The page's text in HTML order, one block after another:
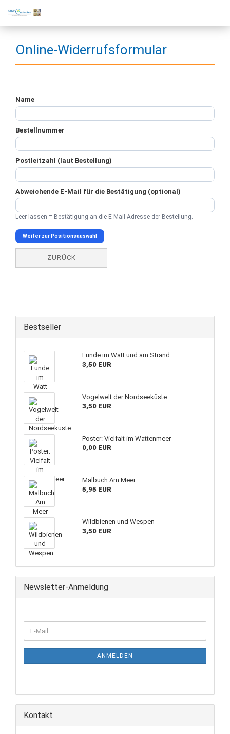
Online-Widerrufsformular
Name
Bestellnummer
Postleitzahl (laut Bestellung)
Abweichende E-Mail für die Bestätigung (optional)
Leer lassen = Bestätigung an die E-Mail-Adresse der Bestellung.
Weiter zur Positionsauswahl
ZURÜCK
Bestseller
Funde im Watt und am Strand
3,50 EUR
Vogelwelt der Nordseeküste
3,50 EUR
Poster: Vielfalt im Wattenmeer
0,00 EUR
Malbuch Am Meer
5,95 EUR
Wildbienen und Wespen
3,50 EUR
Newsletter-Anmeldung
ANMELDEN
Kontakt